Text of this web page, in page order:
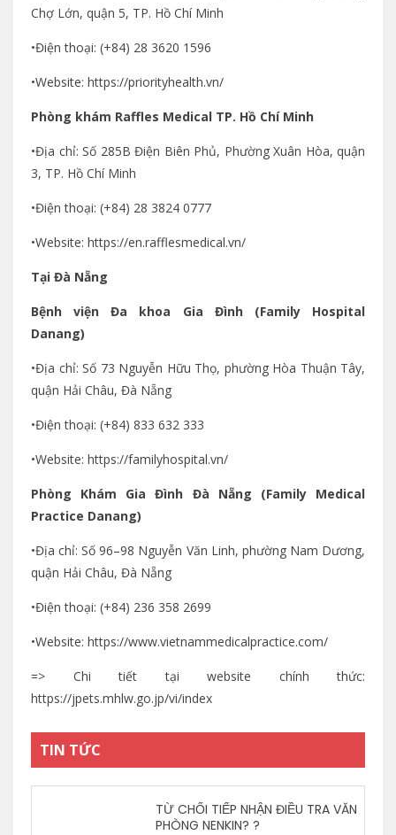
Chợ Lớn, quận 5, TP. Hồ Chí Minh
•Điện thoại: (+84) 28 3620 1596
•Website: https://priorityhealth.vn/
Phòng khám Raffles Medical TP. Hồ Chí Minh
•Địa chỉ: Số 285B Điện Biên Phủ, Phường Xuân Hòa, quận
3, TP. Hồ Chí Minh
•Điện thoại: (+84) 28 3824 0777
•Website: https://en.rafflesmedical.vn/
Tại Đà Nẵng
Bệnh viện Đa khoa Gia Đình (Family Hospital
Danang)
•Địa chỉ: Số 73 Nguyễn Hữu Thọ, phường Hòa Thuận Tây,
quận Hải Châu, Đà Nẵng
•Điện thoại: (+84) 833 632 333
•Website: https://familyhospital.vn/
Phòng Khám Gia Đình Đà Nẵng (Family Medical
Practice Danang)
•Địa chỉ: Số 96–98 Nguyễn Văn Linh, phường Nam Dương,
quận Hải Châu, Đà Nẵng
•Điện thoại: (+84) 236 358 2699
•Website: https://www.vietnammedicalpractice.com/
=> Chi tiết tại website chính thức:
https://jpets.mhlw.go.jp/vi/index
TIN TỨC
TỪ CHỐI TIẾP NHẬN ĐIỀU TRA VĂN
PHÒNG NENKIN? ?